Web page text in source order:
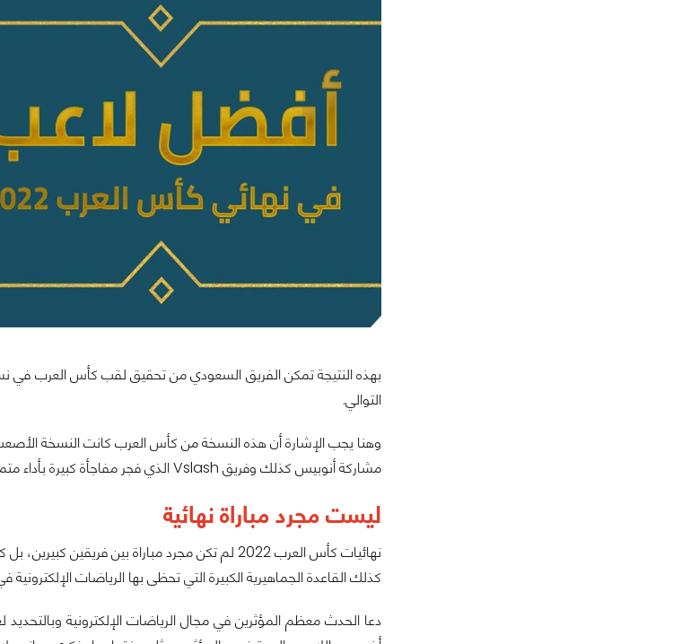
بهذه النتيجة تمكن الفريق السعودي من تحقيق لقب كأس العرب في
التوالي.
وهنا يجب الإشارة أن هذه النسخة من كأس العرب كانت النسخة
مشاركة أنوبيس كذلك وفريق Vslash الذي فجر مفاجأة كبيرة بأداء متميز خلال البطولة.
ليست مجرد مباراة نهائية
نهائيات كأس العرب 2022 لم تكن مجرد مباراة بين
كذلك القاعدة الجماهيرية الكبيرة التي تحظى بها الرياضات الإلكترونية في